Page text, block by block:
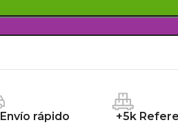
Envío rápido +5k